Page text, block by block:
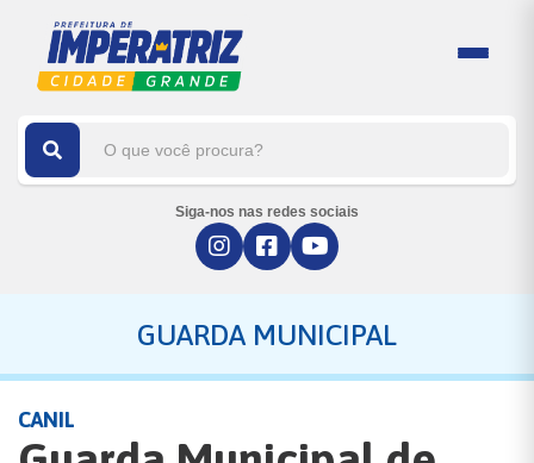
Siga-nos nas redes sociais
GUARDA MUNICIPAL
CANIL